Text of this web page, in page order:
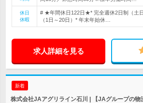
休日
休暇
# ★年間休日122日★* 完全週休2日制（土
（1日～20日）* 年末年始休…
求人詳細を見る
新着
株式会社JAアグリライン石川 | 【JAグループの